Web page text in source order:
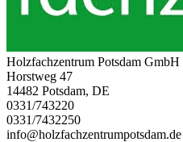
Holzfachzentrum Potsdam GmbH
Horstweg 47
14482 Potsdam, DE
0331/743220
0331/7432250
info@holzfachzentrumpotsdam.de